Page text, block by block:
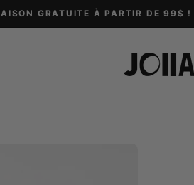
GRATUITE À PARTIR DE 99$